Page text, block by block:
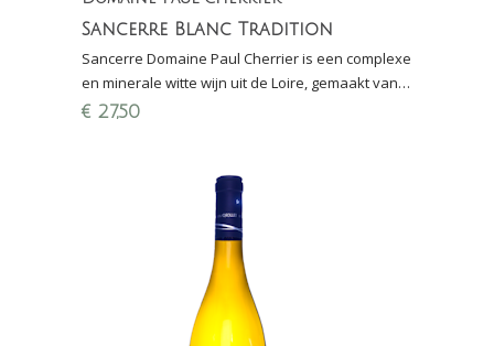
Sancerre Blanc Tradition
Sancerre Domaine Paul Cherrier is een complexe
en minerale witte wijn uit de Loire, gemaakt van
Sauvignon Blanc. Biologische Sancerre!
€ 27,50